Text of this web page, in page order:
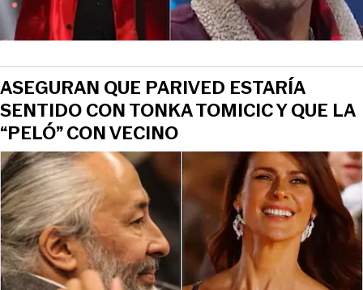
ASEGURAN QUE PARIVED ESTARÍA
SENTIDO CON TONKA TOMICIC Y QUE LA
“PELÓ” CON VECINO